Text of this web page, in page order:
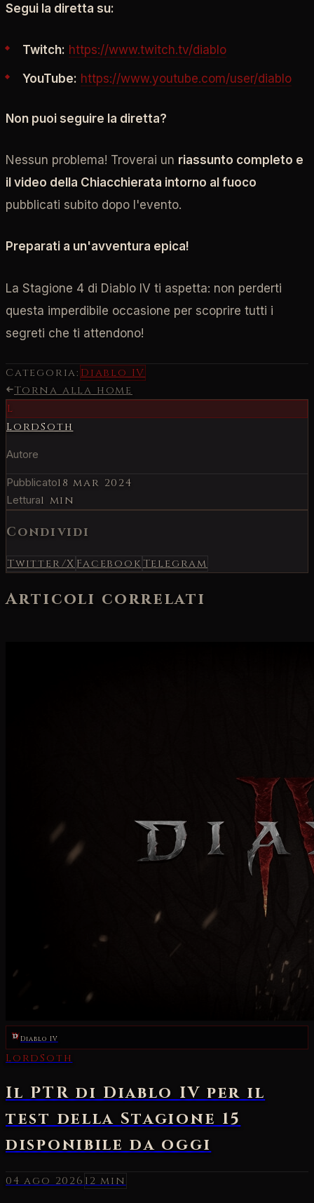
Segui la diretta su:
Twitch: https://www.twitch.tv/diablo
YouTube: https://www.youtube.com/user/diablo
Non puoi seguire la diretta?
Nessun problema! Troverai un riassunto completo e
il video della Chiacchierata intorno al fuoco
pubblicati subito dopo l'evento.
Preparati a un'avventura epica!
La Stagione 4 di Diablo IV ti aspetta: non perderti
questa imperdibile occasione per scoprire tutti i
segreti che ti attendono!
Categoria: Diablo IV
Torna alla home
L
LordSoth
Autore
Pubblicato18 mar 2024
Lettura1 min
Condividi
Twitter/X Facebook Telegram
Articoli correlati
Diablo IV
04 ago 2026 12 min